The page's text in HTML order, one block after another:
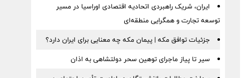
ایران، شریک راهبردی اتحادیه اقتصادی اوراسیا در مسیر
توسعه تجارت و همگرایی منطقه‌ای
جزئیات توافق مکه | پیمان مکه چه معنایی برای ایران دارد؟
سیر تا پیاز ماجرای توهین سحر دولتشاهی به اذان